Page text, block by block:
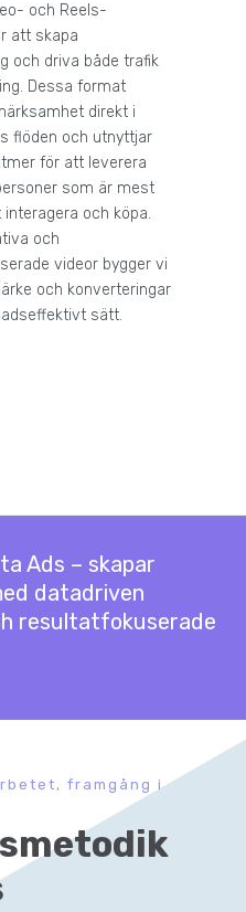
och Reels-
att skapa
och driva både trafik
Dessa format
direkt i
flöden och utnyttjar
för att leverera
som är mest
och köpa.
och
videor bygger vi
och konverteringar
sätt.
Ads – skapar
datadriven
resultatfokuserade
framgång i